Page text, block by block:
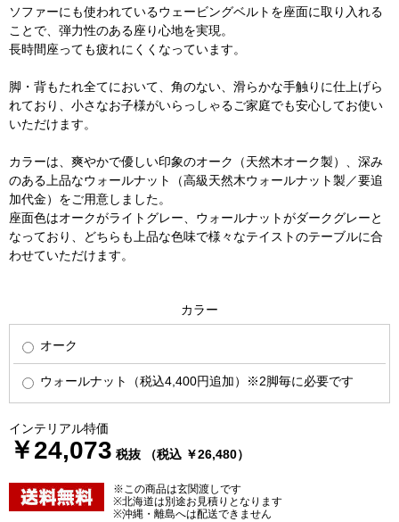
ソファーにも使われているウェービングベルトを座面に取り入れる
ことで、弾力性のある座り心地を実現。
長時間座っても疲れにくくなっています。
脚・背もたれ全てにおいて、角のない、滑らかな手触りに仕上げら
れており、小さなお子様がいらっしゃるご家庭でも安心してお使い
いただけます。
カラーは、爽やかで優しい印象のオーク（天然木オーク製）、深み
のある上品なウォールナット（高級天然木ウォールナット製／要追
加代金）をご用意しました。
座面色はオークがライトグレー、ウォールナットがダークグレーと
なっており、どちらも上品な色味で様々なテイストのテーブルに合
わせていただけます。
カラー
オーク
ウォールナット（税込4,400円追加）※2脚毎に必要です
インテリアル特価
￥24,073 税抜 （税込 ￥26,480）
※この商品は玄関渡しです
※北海道は別途お見積りとなります
※沖縄・離島へは配送できません